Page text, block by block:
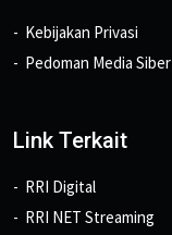
Kebijakan Privasi
Pedoman Media Siber
Link Terkait
RRI Digital
RRI NET Streaming